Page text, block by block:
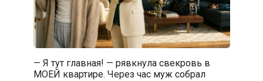
— Я тут главная! — рявкнула свекровь в
МОЕЙ квартире. Через час муж собрал